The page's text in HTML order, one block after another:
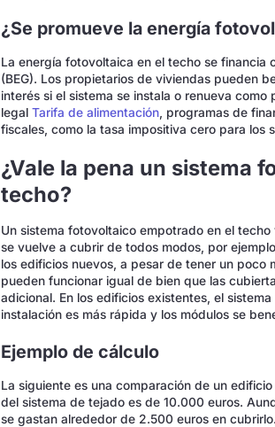
¿Se promueve la energía
La energía fotovoltaica en el techo se financia
(BEG). Los propietarios de viviendas pueden
interés si el sistema se instala o renueva
legalTarifa de alimentación , programas de
fiscales, como la tasa impositiva cero para los
¿Vale la pena un sistema
techo?
Un sistema fotovoltaico empotrado en el
se vuelve a cubrir de todos modos, por
los edificios nuevos, a pesar de tener un
pueden funcionar igual de bien que las
adicional. En los edificios existentes, el
instalación es más rápida y los módulos se
Ejemplo de cálculo
La siguiente es una comparación de un
del sistema de tejado es de 10.000 euros.
se gastan alrededor de 2.500 euros en cubrirlo.